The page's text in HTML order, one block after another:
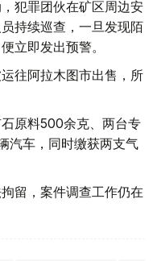
犯罪团伙在矿区周边安
持续巡查，一旦发现陌
立即发出预警。
往阿拉木图市出售，所
原料500余克、两台专
汽车，同时缴获两支气
留，案件调查工作仍在